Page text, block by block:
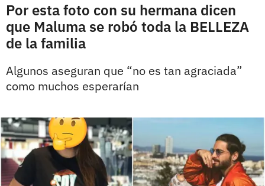
Por esta foto con su hermana dicen
que Maluma se robó toda la BELLEZA
de la familia
Algunos aseguran que “no es tan agraciada”
como muchos esperarían